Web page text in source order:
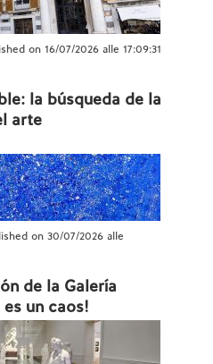
on 16/07/2026 alle 17:09:31
la búsqueda de la
arte
on 30/07/2026 alle
de la Galería
un caos!